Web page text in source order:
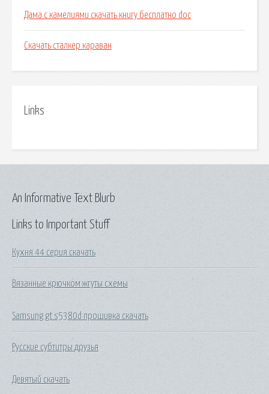
Дама с камелиями скачать книгу бесплатно doc
Скачать сталкер караван
Links
Links to Important Stuff
Кухня 44 серия скачать
Вязанные крючком жгуты схемы
Samsung gt s5380d прошивка скачать
Русские субтитры друзья
Девятый скачать
An Informative Text Blurb